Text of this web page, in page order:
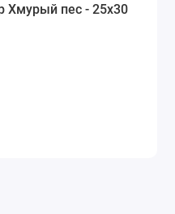
Хмурый пес - 25х30